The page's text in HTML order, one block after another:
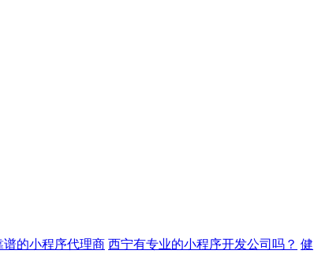
谱的小程序代理商 西宁有专业的小程序开发公司吗？ 健